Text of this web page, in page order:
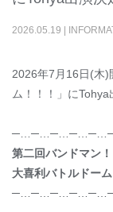
2026.05.19
2026年7月16日(木)
ム！！！」にTohya
第二回バンドマン！
大喜利バトルドーム